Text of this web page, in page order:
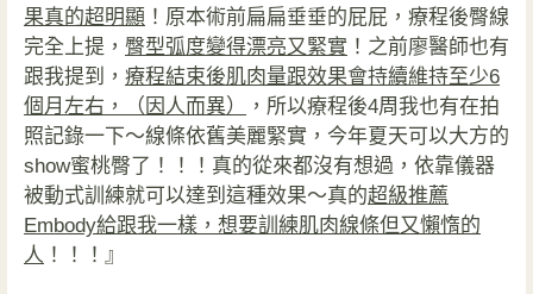
果真的超明顯 ！原本術前扁扁垂垂的屁屁，療程後臀線
完全上提， 臀型弧度變得漂亮又緊實 ！之前廖醫師也有
跟我提到， 療程結束後肌肉量跟效果會持續維持至少6
個月左右，（因人而異）
，所以療程後4周我也有在拍
照記錄一下～線條依舊美麗緊實，今年夏天可以大方的
show蜜桃臀了！！！真的從來都沒有想過，依靠儀器
被動式訓練就可以達到這種效果～真的超級推薦
Embody給跟我一樣，想要訓練肌肉線條但又懶惰的
人 ！！！』